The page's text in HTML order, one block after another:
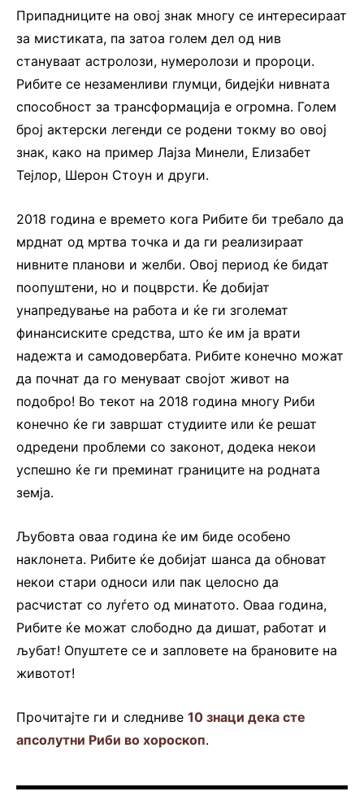
Припадниците на овој знак многу се интересираат
за мистиката, па затоа голем дел од нив
стануваат астролози, нумеролози и пророци.
Рибите се незаменливи глумци, бидејќи нивната
способност за трансформација е огромна. Голем
број актерски легенди се родени токму во овој
знак, како на пример Лајза Минели, Елизабет
Тејлор, Шерон Стоун и други.
2018 година е времето кога Рибите би требало да
мрднат од мртва точка и да ги реализираат
нивните планови и желби. Овој период ќе бидат
поопуштени, но и поцврсти. Ќе добијат
унапредување на работа и ќе ги зголемат
финансиските средства, што ќе им ја врати
надежта и самодовербата. Рибите конечно можат
да почнат да го менуваат својот живот на
подобро! Во текот на 2018 година многу Риби
конечно ќе ги завршат студиите или ќе решат
одредени проблеми со законот, додека некои
успешно ќе ги преминат границите на родната
земја.
Љубовта оваа година ќе им биде особено
наклонета. Рибите ќе добијат шанса да обноват
некои стари односи или пак целосно да
расчистат со луѓето од минатото. Оваа година,
Рибите ќе можат слободно да дишат, работат и
љубат! Опуштете се и запловете на брановите на
животот!
Прочитајте ги и следниве 10 знаци дека сте
апсолутни Риби во хороскоп.